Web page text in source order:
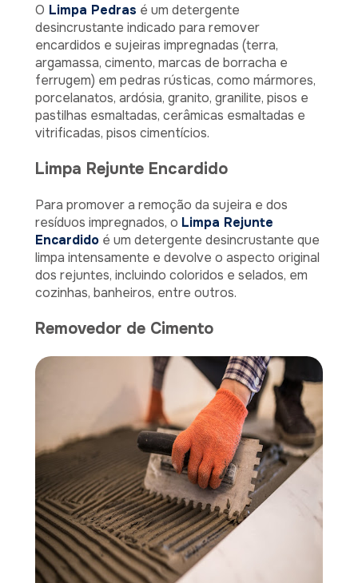
O Limpa Pedras é um detergente
desincrustante indicado para remover
encardidos e sujeiras impregnadas (terra,
argamassa, cimento, marcas de borracha e
ferrugem) em pedras rústicas, como mármores,
porcelanatos, ardósia, granito, granilite, pisos e
pastilhas esmaltadas, cerâmicas esmaltadas e
vitrificadas, pisos cimentícios.
Limpa Rejunte Encardido
Para promover a remoção da sujeira e dos
resíduos impregnados, o Limpa Rejunte
Encardido é um detergente desincrustante que
limpa intensamente e devolve o aspecto original
dos rejuntes, incluindo coloridos e selados, em
cozinhas, banheiros, entre outros.
Removedor de Cimento